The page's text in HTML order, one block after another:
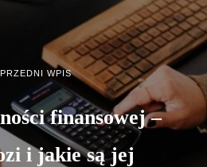
WPIS
finansowej –
i jakie są jej